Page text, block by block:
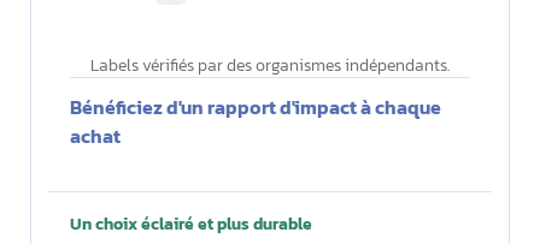
Labels vérifiés par des organismes indépendants.
Bénéficiez d'un rapport d'impact à chaque
achat
Un choix éclairé et plus durable